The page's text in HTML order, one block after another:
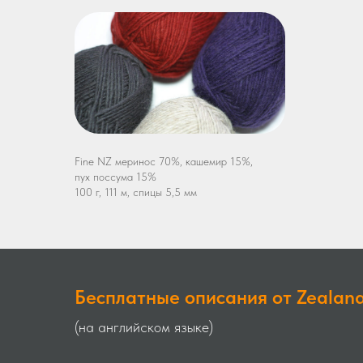
Fine NZ меринос 70%, кашемир 15%,
пух поссума 15%
100 г, 111 м, спицы 5,5 мм
Бесплатные описания от
(на английском языке)